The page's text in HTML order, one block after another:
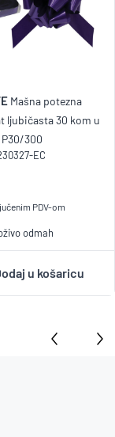
Mašna potezna
ljubičasta 30 kom u
300
EC
PDV-om
odmah
u košaricu